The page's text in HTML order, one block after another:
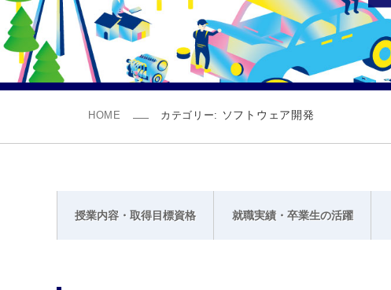
HOME カテゴリー: ソフトウェア開発
授業内容・取得目標資格 就職実績・卒業生の活躍